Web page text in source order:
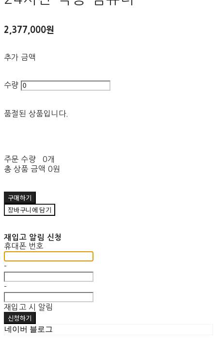
2,377,000원
추가 금액
수량
품절된 상품입니다.
주문 수량
0개
총 상품 금액 0원
구매하기
장바구니에 담기
재입고 알림 신청
휴대폰 번호
-
-
재입고 시 알림
신청하기
네이버 블로그